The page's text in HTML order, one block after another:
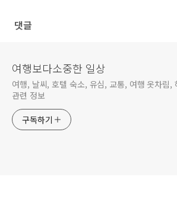
댓글
여행보다소중한 일상
여행, 날씨, 호텔 숙소, 유심, 교통, 여행 옷차림,
관련 정보
구독하기